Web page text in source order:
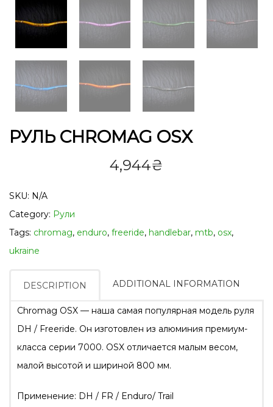
РУЛЬ CHROMAG OSX
4,944₴
SKU: N/A
Category: Рули
Tags: chromag, enduro, freeride, handlebar, mtb, osx,
ukraine
DESCRIPTION ADDITIONAL INFORMATION
Chromag OSX — наша самая популярная модель руля
DH / Freeride. Он изготовлен из алюминия премиум-
класса серии 7000. OSX отличается малым весом,
малой высотой и шириной 800 мм.
Применение: DH / FR / Enduro/ Trail